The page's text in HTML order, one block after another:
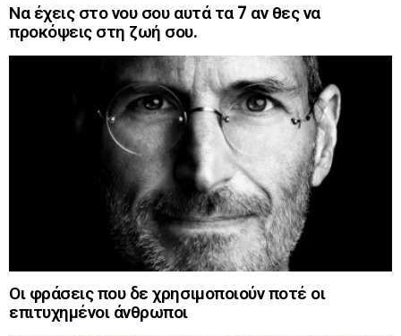
Να έχεις στο νου σου αυτά τα 7 αν θες να
προκόψεις στη ζωή σου.
Οι φράσεις που δε χρησιμοποιούν ποτέ οι
επιτυχημένοι άνθρωποι